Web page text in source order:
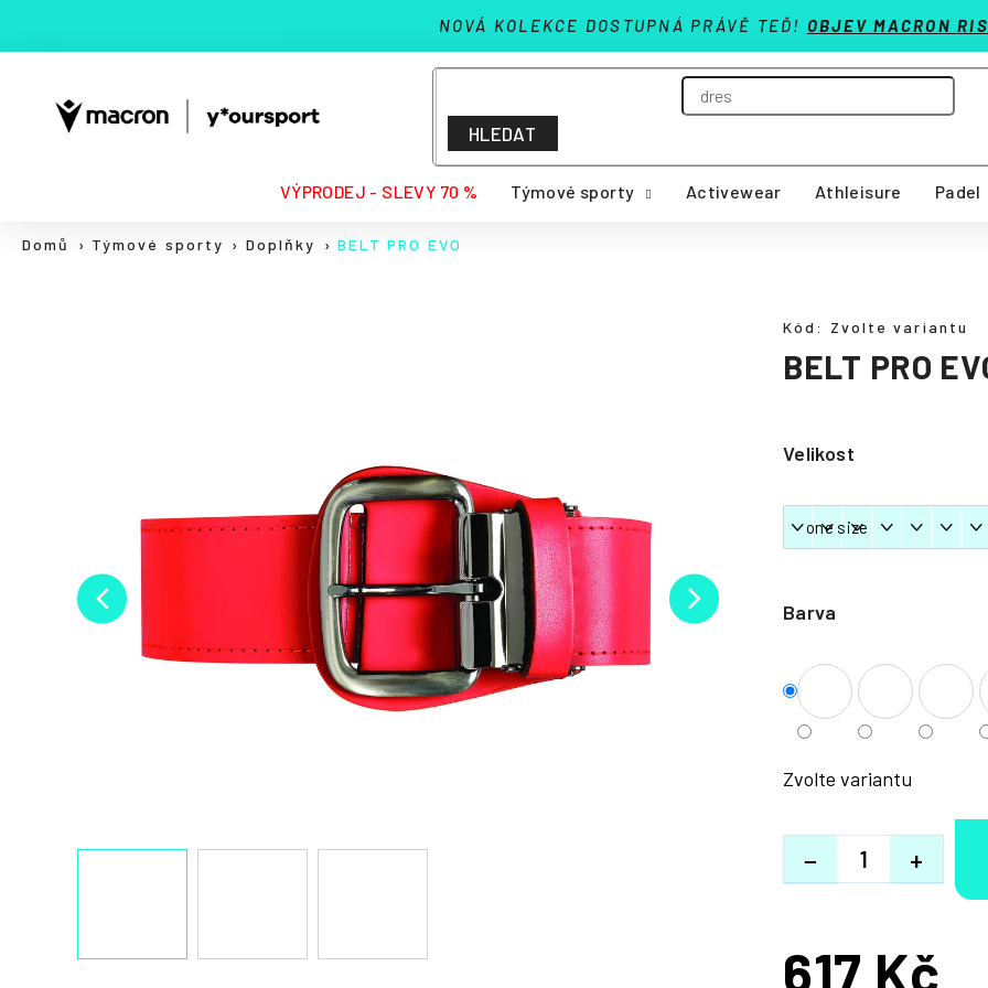
obsah
NOVÁ KOLEKCE DOSTUPNÁ PRÁVĚ TEĎ! OBJEV MACRON
HLEDAT
VÝPRODEJ - SLEVY 70 % Týmové sporty Activewear Athleisure Padel
Domů Týmové sporty Doplňky BELT PRO EVO
BELT PRO
Barva
Velikost
Zvolte variantu
+
−
Kód: Zvolte variantu
617 Kč
Měrná
Zpět
obchodu
Zpět
obchodu